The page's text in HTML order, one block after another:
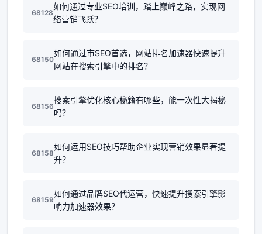
68128
如何通过专业SEO培训，踏上巅峰之路，实现网
络营销飞跃？
68150
如何通过市SEO首选，网站排名加速器快速提升
网站在搜索引擎中的排名？
68156
搜索引擎优化核心秘籍有哪些，能一次性大揭秘
吗？
68158
如何运用SEO技巧帮助企业实现营销效果显著提
升？
68159
如何通过品牌SEO代运营，快速提升搜索引擎影
响力加速器效果？